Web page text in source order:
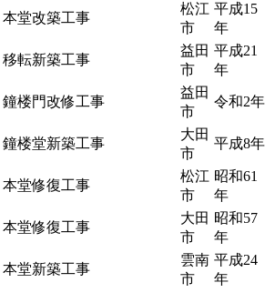
本堂改築工事
松江
市
平成15
年
移転新築工事
益田
市
平成21
年
鐘楼門改修工事
益田
市
令和2年
鐘楼堂新築工事
大田
市
平成8年
本堂修復工事
松江
市
昭和61
年
本堂修復工事
大田
市
昭和57
年
本堂新築工事
雲南
市
平成24
年